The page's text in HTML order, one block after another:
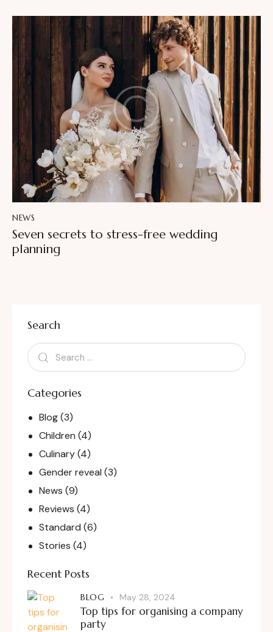
NEWS
Seven secrets to stress-free wedding
planning
Search
Categories
Blog(3)
Children (4)
Culinary(4)
Gender reveal (3)
News (9)
Reviews (4)
Standard (6)
Stories (4)
Recent Posts
BLOG May 28, 2024
Top tips for organising a company
party